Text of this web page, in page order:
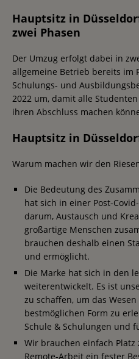
Hauptsitz in
zwei Phasen
Der Umzug erfolgt dabei in
allgemeine Betrieb bereits im
Schulungs- und
2022 um, damit alle
ihren Abschluss machen
Hauptsitz in
Warum machen wir den
Die Bedeutung des
hat sich in einer Post-
darum, Austausch und
großartige Menschen
brauchen deshalb einen
und ermöglicht.
Die Marke hat sich in den
weiterentwickelt. Es ist
zu schaffen, um das
bestmöglichen Form zu
Schule & Schulungen und
Wir brauchen einfach Platz
Remote-Arbeit ein fester